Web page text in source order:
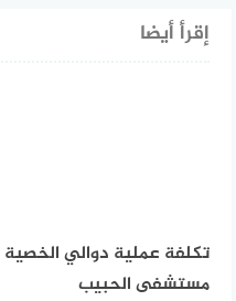
إقرأ أيضا
تكلفة عملية دوالي الخصية
مستشفى الحبيب